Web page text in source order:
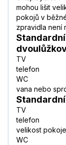
mohou lišit
pokojů v
zpravidla není
TV
telefon
WC
vana nebo
TV
telefon
velikost
WC